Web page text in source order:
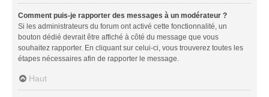
Comment puis-je rapporter des messages à un modérateur ?
Si les administrateurs du forum ont activé cette fonctionnalité, un
bouton dédié devrait être affiché à côté du message que vous
souhaitez rapporter. En cliquant sur celui-ci, vous trouverez toutes les
étapes nécessaires afin de rapporter le message.
Haut